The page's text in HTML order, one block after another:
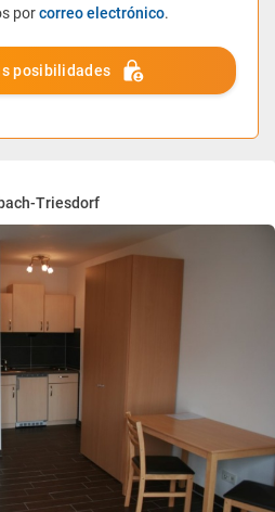
porcorreo electrónico.
posibilidades
Triesdorf